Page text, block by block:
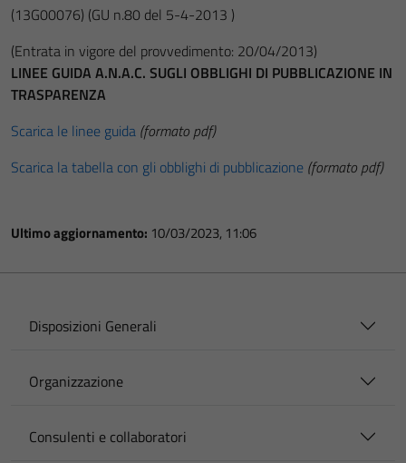
(13G00076) (GU n.80 del 5-4-2013 )
(Entrata in vigore del provvedimento: 20/04/2013)
LINEE GUIDA A.N.A.C. SUGLI OBBLIGHI DI PUBBLICAZIONE IN
TRASPARENZA
Scarica le linee guida (formato pdf)
Scarica la tabella con gli obblighi di pubblicazione (formato pdf)
Ultimo aggiornamento: 10/03/2023, 11:06
Disposizioni Generali
Organizzazione
Consulenti e collaboratori